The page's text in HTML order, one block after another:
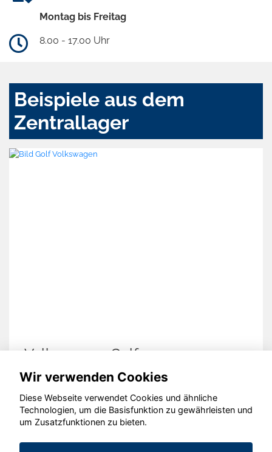
Montag bis Freitag
8.00 - 17.00 Uhr
Beispiele aus dem
Zentrallager
Volkswagen Golf
© konjunkturmotor.de GmbH 2020 - 2026
Wir verwenden Cookies
Diese Webseite verwendet Cookies und ähnliche
Technologien, um die Basisfunktion zu gewährleisten und
um Zusatzfunktionen zu bieten.